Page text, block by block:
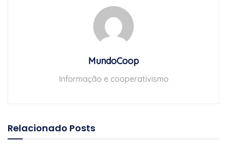
MundoCoop
Informação e cooperativismo
Relacionado Posts